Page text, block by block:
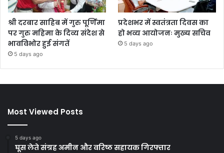
श्री दरबार साहिब में गुरु पूर्णिमा
पर गुरु महिमा के दिव्य संदेश से
भावविभोर हुई संगतें
5 days ago
प्रदेशभर में स्वतंत्रता दिवस का
हो भव्य आयोजनः मुख्य सचिव
5 days ago
Most Viewed Posts
5 days ago
घूस लेते संग्रह अमीन और वरिष्ठ सहायक गिरफ्तार